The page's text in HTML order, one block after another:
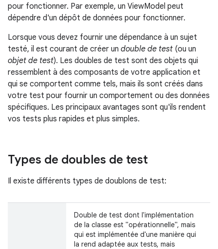
pour fonctionner. Par exemple, un ViewModel peut
dépendre d'un dépôt de données pour fonctionner.
Lorsque vous devez fournir une dépendance à un sujet
testé, il est courant de créer un double de test (ou un
objet de test). Les doubles de test sont des objets qui
ressemblent à des composants de votre application et
qui se comportent comme tels, mais ils sont créés dans
votre test pour fournir un comportement ou des données
spécifiques. Les principaux avantages sont qu'ils rendent
vos tests plus rapides et plus simples.
Types de doubles de test
Il existe différents types de doublons de test:
Double de test dont l'implémentation
de la classe est "opérationnelle", mais
qui est implémentée d'une manière qui
la rend adaptée aux tests, mais